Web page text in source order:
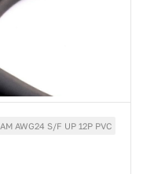
AM AWG24 S/F UP 12P PVC